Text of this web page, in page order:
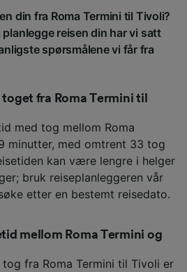
din fra Roma Termini til Tivoli?
planlegge reisen din har vi satt
spørsmålene vi får fra
fra Roma Termini til
med tog mellom Roma
minutter, med omtrent 33 tog
kan være lengre i helger
bruk reiseplanleggeren vår
etter en bestemt reisedato.
mellom Roma Termini og
fra Roma Termini til Tivoli er